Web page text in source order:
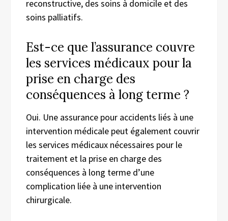
reconstructive, des soins à domicile et des
soins palliatifs.
Est-ce que l’assurance couvre
les services médicaux pour la
prise en charge des
conséquences à long terme ?
Oui. Une assurance pour accidents liés à une
intervention médicale peut également couvrir
les services médicaux nécessaires pour le
traitement et la prise en charge des
conséquences à long terme d’une
complication liée à une intervention
chirurgicale.